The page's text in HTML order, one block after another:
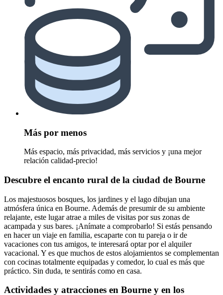
Más por menos
Más espacio, más privacidad, más servicios y ¡una mejor
relación calidad-precio!
Descubre el encanto rural de la ciudad de Bourne
Los majestuosos bosques, los jardines y el lago dibujan una
atmósfera única en Bourne. Además de presumir de su ambiente
relajante, este lugar atrae a miles de visitas por sus zonas de
acampada y sus bares. ¡Anímate a comprobarlo! Si estás pensando
en hacer un viaje en familia, escaparte con tu pareja o ir de
vacaciones con tus amigos, te interesará optar por el alquiler
vacacional. Y es que muchos de estos alojamientos se complementan
con cocinas totalmente equipadas y comedor, lo cual es más que
práctico. Sin duda, te sentirás como en casa.
Actividades y atracciones en Bourne y en los